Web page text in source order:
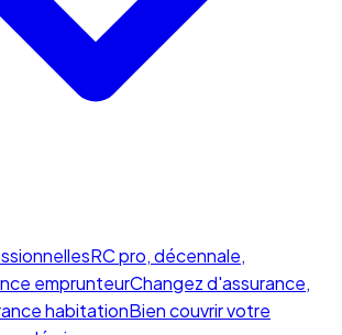
RC pro, décennale,
emprunteurChangez d'assurance,
habitationBien couvrir votre